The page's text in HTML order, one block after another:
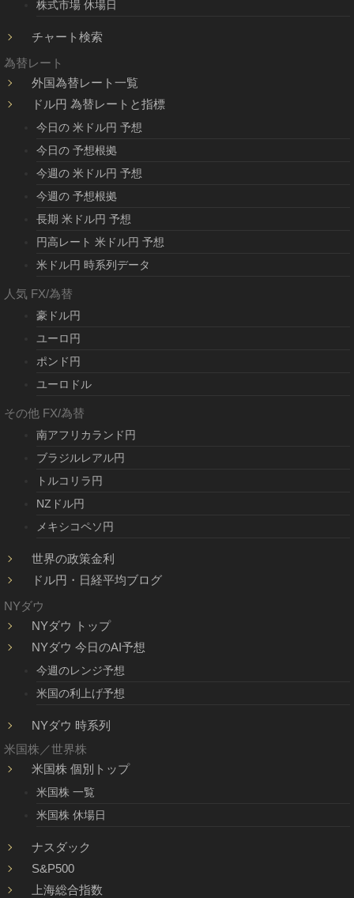
株式市場 休場日
チャート検索
為替レート
外国為替レート一覧
ドル円 為替レートと指標
今日の 米ドル円 予想
今日の 予想根拠
今週の 米ドル円 予想
今週の 予想根拠
長期 米ドル円 予想
円高レート 米ドル円 予想
米ドル円 時系列データ
人気 FX/為替
豪ドル円
ユーロ円
ポンド円
ユーロドル
その他 FX/為替
南アフリカランド円
ブラジルレアル円
トルコリラ円
NZドル円
メキシコペソ円
世界の政策金利
ドル円・日経平均ブログ
NYダウ
NYダウ トップ
NYダウ 今日のAI予想
今週のレンジ予想
米国の利上げ予想
NYダウ 時系列
米国株／世界株
米国株 個別トップ
米国株 一覧
米国株 休場日
ナスダック
S&P500
上海総合指数